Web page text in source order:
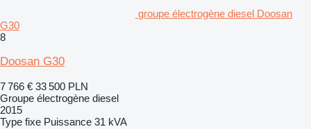
groupe électrogène diesel Doosan
G30
8
Doosan G30
7 766 € 33 500 PLN
Groupe électrogène diesel
2015
Type fixe Puissance 31 kVA